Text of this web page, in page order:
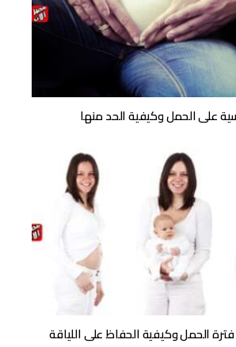
على الحمل وكيفية الحد منها
الحمل وكيفية الحفاظ على اللياقة